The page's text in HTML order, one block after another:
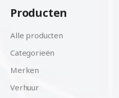
Producten
Alle producten
Categorieën
Merken
Verhuur